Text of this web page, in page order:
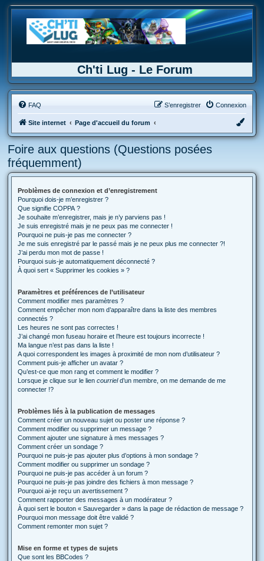
Ch'ti Lug - Le Forum
FAQ Connexion
S’enregistrer
Site internet Page d'accueil du forum
Foire aux questions (Questions posées
fréquemment)
Problèmes de connexion et d’enregistrement
Pourquoi dois-je m’enregistrer ?
Que signifie COPPA ?
Je souhaite m’enregistrer, mais je n’y parviens pas !
Je suis enregistré mais je ne peux pas me connecter !
Pourquoi ne puis-je pas me connecter ?
Je me suis enregistré par le passé mais je ne peux plus me connecter ?!
J’ai perdu mon mot de passe !
Pourquoi suis-je automatiquement déconnecté ?
À quoi sert « Supprimer les cookies » ?
Paramètres et préférences de l’utilisateur
Comment modifier mes paramètres ?
Comment empêcher mon nom d’apparaître dans la liste des membres
connectés ?
Les heures ne sont pas correctes !
J’ai changé mon fuseau horaire et l’heure est toujours incorrecte !
Ma langue n’est pas dans la liste !
A quoi correspondent les images à proximité de mon nom d’utilisateur ?
Comment puis-je afficher un avatar ?
Qu’est-ce que mon rang et comment le modifier ?
Lorsque je clique sur le lien courrield’un membre, on me demande de me
connecter !?
Problèmes liés à la publication de messages
Comment créer un nouveau sujet ou poster une réponse ?
Comment modifier ou supprimer un message ?
Comment ajouter une signature à mes messages ?
Comment créer un sondage ?
Pourquoi ne puis-je pas ajouter plus d’options à mon sondage ?
Comment modifier ou supprimer un sondage ?
Pourquoi ne puis-je pas accéder à un forum ?
Pourquoi ne puis-je pas joindre des fichiers à mon message ?
Pourquoi ai-je reçu un avertissement ?
Comment rapporter des messages à un modérateur ?
À quoi sert le bouton « Sauvegarder » dans la page de rédaction de message ?
Pourquoi mon message doit être validé ?
Comment remonter mon sujet ?
Mise en forme et types de sujets
Que sont les BBCodes ?